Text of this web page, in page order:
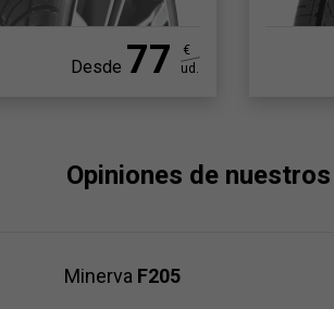
Desde 77
€
ud.
Opiniones de
Minerva F205